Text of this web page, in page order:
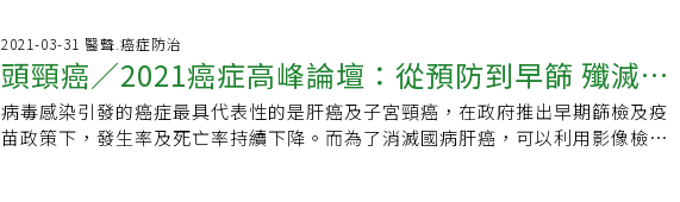
查：台人平均擁6.6名性伴侶 土耳其人性伴侶最多該項由「Too Timid」執行的抽
樣問卷調查，目的想知道「哪國平均性伴侶最多？」也就是交過幾個有親密行為
的女／男朋友。結果發現，在46個國家中，土耳其以平均14.5名性伴侶，位居榜
首，其次為澳洲（平均13.3名性伴侶）、紐西蘭（平均13.2名性伴侶）、冰島
（平均13名性伴侶）、南非（平均12.5名性伴侶）。在亞洲地區，日本為第17
2021-03-31 醫聲.癌症防治
頭頸癌／2021癌症高峰論壇：從預防到早篩 殲滅癌
威脅
病毒感染引發的癌症最具代表性的是肝癌及子宮頸癌，在政府推出早期篩檢及疫
苗政策下，發生率及死亡率持續下降。而為了消滅國病肝癌，可以利用影像檢查